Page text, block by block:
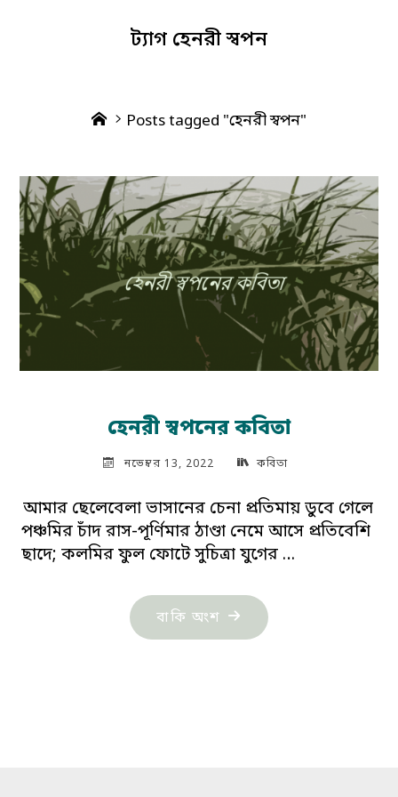
ট্যাগ হেনরী স্বপন
HomePosts tagged "হেনরী স্বপন"
হেনরী স্বপনের কবিতা
নভেম্বর 13, 2022 কবিতা
আমার ছেলেবেলা ভাসানের চেনা প্রতিমায় ডুবে গেলে
পঞ্চমির চাঁদ রাস-পূর্ণিমার ঠাণ্ডা নেমে আসে প্রতিবেশি
ছাদে; কলমির ফুল ফোটে সুচিত্রা যুগের …
বাকি অংশ "হেনরী
স্বপনের